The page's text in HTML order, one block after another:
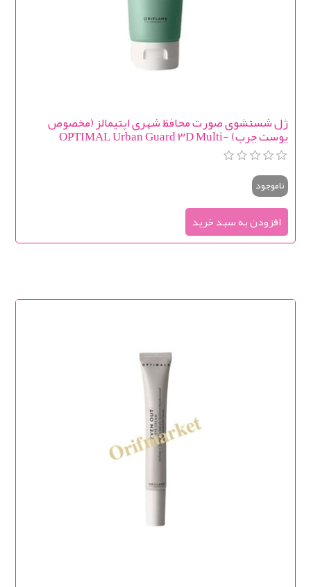
ژل شستشوی صورت محافظ شهری اپتیمالز (مخصوص
پوست چرب) OPTIMAL Urban Guard 3D Multi-
Purpose Cleaner
ناموجود